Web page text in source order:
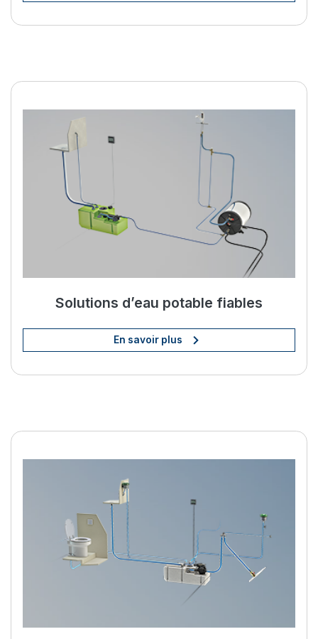
Améliorez votre vie à bord
Solutions d’eau potable fiables
En savoir plus
Améliorez votre vie à bord